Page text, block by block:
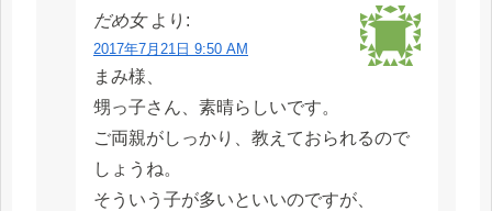
だめ女 より:
2017年7月21日 9:50 AM
まみ様、
甥っ子さん、素晴らしいです。
ご両親がしっかり、教えておられるので
しょうね。
そういう子が多いといいのですが、